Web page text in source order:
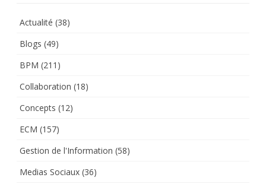
Actualité (38)
Blogs (49)
BPM (211)
Collaboration (18)
Concepts (12)
ECM (157)
Gestion de l'Information (58)
Medias Sociaux (36)